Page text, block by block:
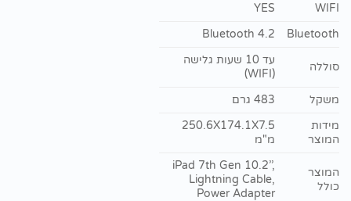
WIFI
YES
Bluetooth
Bluetooth 4.2
סוללה
עד 10 שעות גלישה
(WIFI)
משקל
483 גרם
מידות
המוצר
250.6X174.1X7.5
מ"מ
המוצר
כולל
iPad 7th Gen 10.2’’,
Lightning Cable,
Power Adapter